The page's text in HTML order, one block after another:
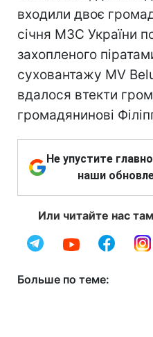
входили двоє
січня МЗС України
захопленого
суховантажу MV
вдалося втекти
громадянинові
Не упустите
наши
Или читайте нас
Больше по теме: